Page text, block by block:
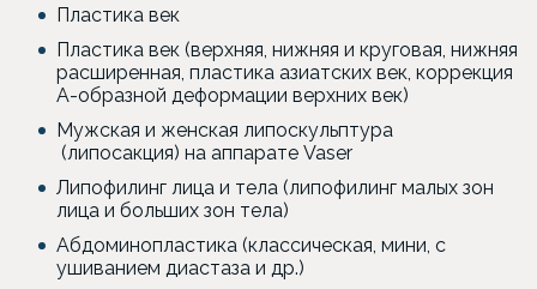
Пластика век
Пластика век (верхняя, нижняя и круговая, нижняя
расширенная, пластика азиатских век, коррекция
А-образной деформации верхних век)
Мужская и женская липоскульптура
(липосакция) на аппарате Vaser
Липофилинг лица и тела (липофилинг малых зон
лица и больших зон тела)
Абдоминопластика (классическая, мини, с
ушиванием диастаза и др.)